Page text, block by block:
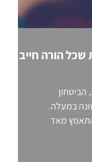
שכל הורה חייב
במעלה.
מאד